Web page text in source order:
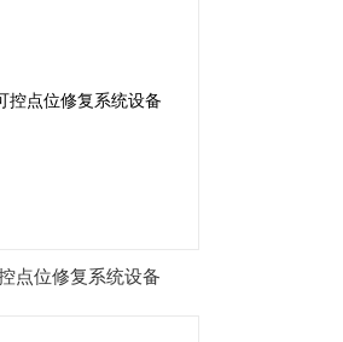
点位修复系统设备